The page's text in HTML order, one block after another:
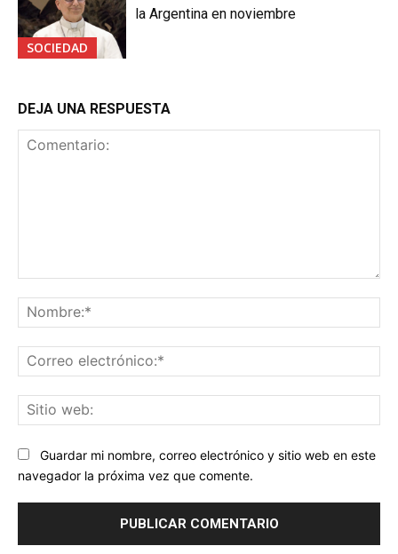
SOCIEDAD
la Argentina en noviembre
DEJA UNA RESPUESTA
Guardar mi nombre, correo electrónico y sitio web en este
navegador la próxima vez que comente.